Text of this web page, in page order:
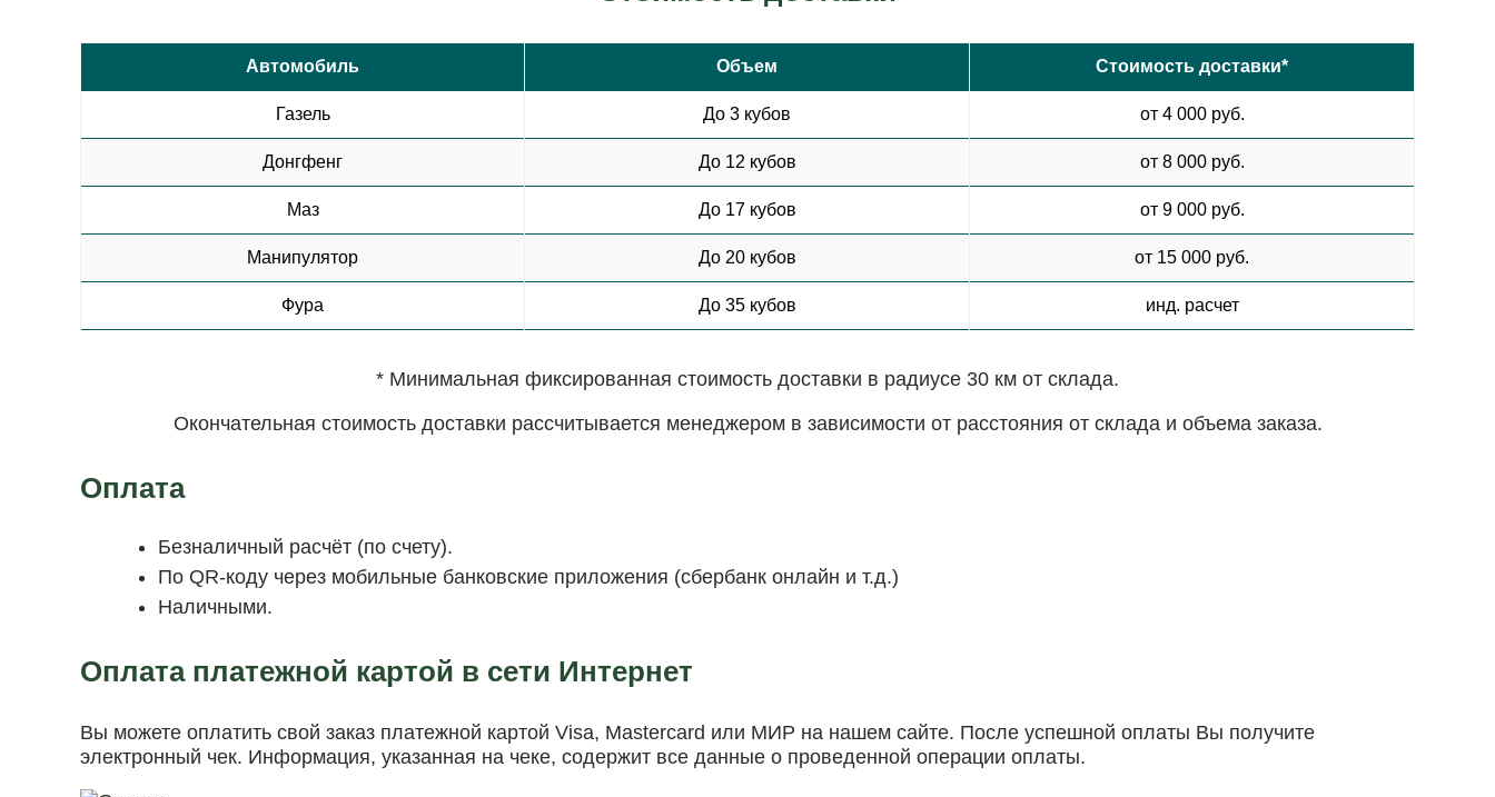
Автомобиль Объем Стоимость доставки*
Газель До 3 кубов от 4 000 руб.
Донгфенг До 12 кубов от 8 000 руб.
Маз До 17 кубов от 9 000 руб.
Манипулятор До 20 кубов от 15 000 руб.
Фура До 35 кубов инд. расчет
* Минимальная фиксированная стоимость доставки в радиусе 30 км от склада.
Окончательная стоимость доставки рассчитывается менеджером в зависимости от расстояния от склада и объема заказа.
Оплата
Безналичный расчёт (по счету).
По QR-коду через мобильные банковские приложения (сбербанк онлайн и т.д.)
Наличными.
Оплата платежной картой в сети Интернет
Вы можете оплатить свой заказ платежной картой Visa, Mastercard или МИР на нашем сайте. После успешной оплаты Вы получите
электронный чек. Информация, указанная на чеке, содержит все данные о проведенной операции оплаты.